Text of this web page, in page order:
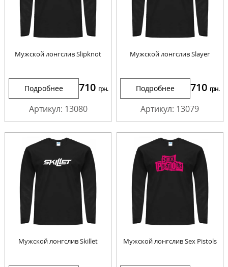
Мужской лонгслив Slipknot
Подробнее 710 грн.
Артикул: 13080
Мужской лонгслив Slayer
Подробнее 710 грн.
Артикул: 13079
Мужской лонгслив Skillet Мужской лонгслив Sex Pistols